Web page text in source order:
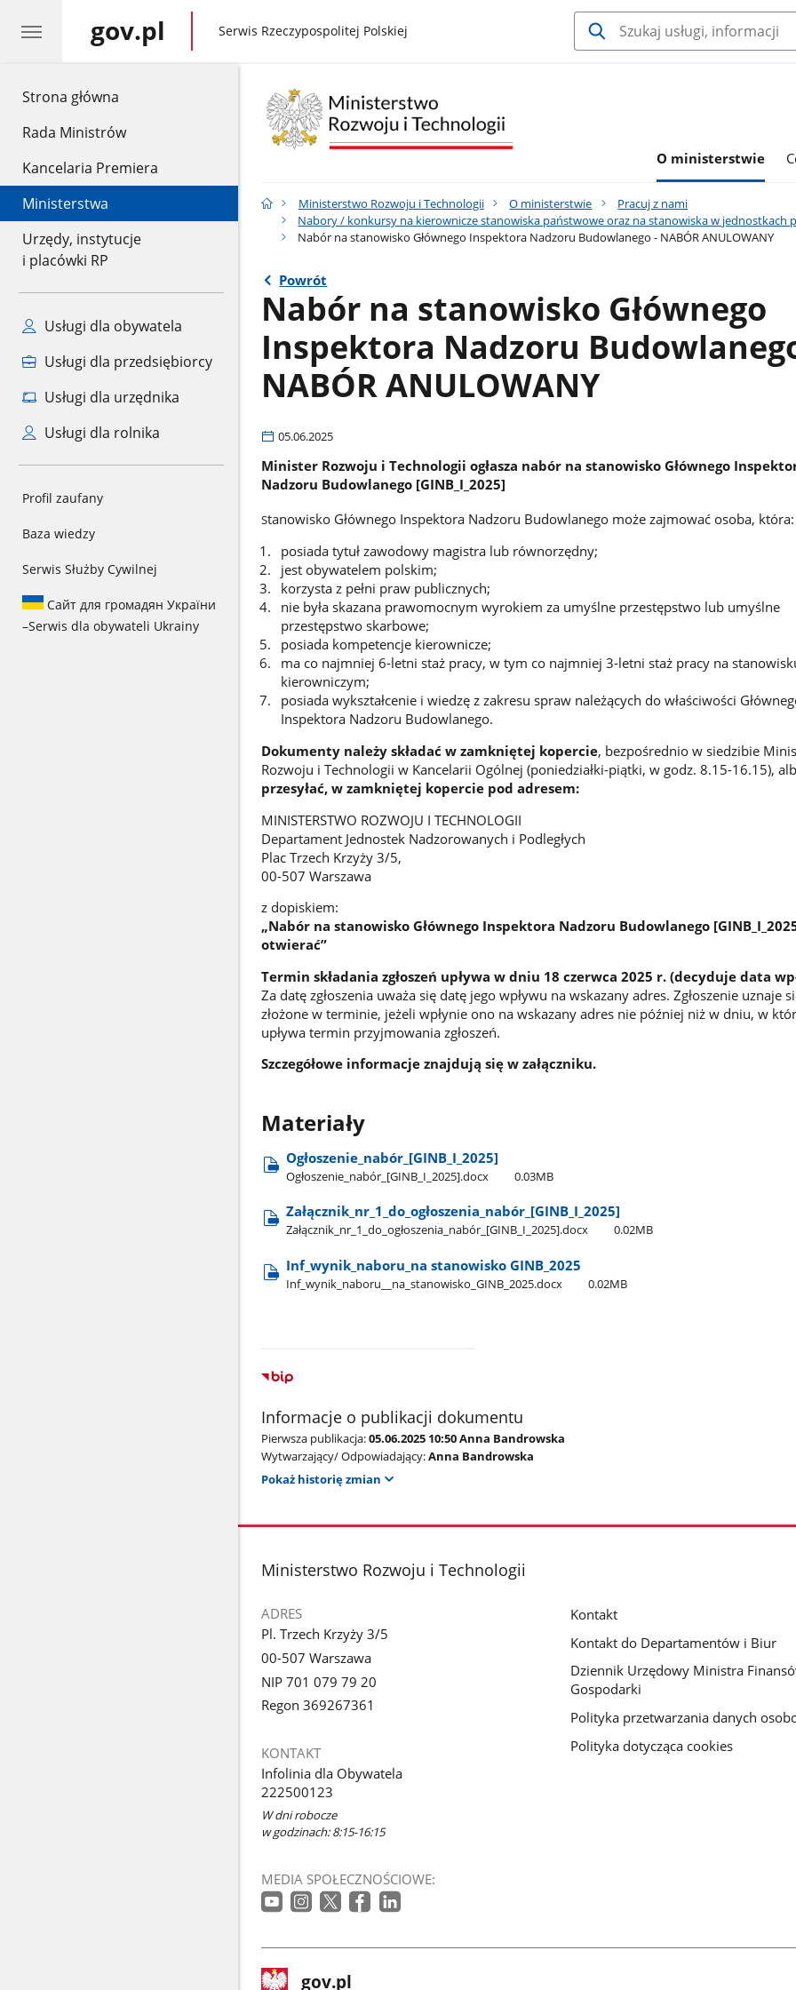
Strona główna
Rada Ministrów
Kancelaria Premiera
Ministerstwa
Urzędy, instytucje
i placówki RP
Usługi dla obywatela
Usługi dla przedsiębiorcy
Usługi dla urzędnika
Usługi dla rolnika
Profil zaufany
Baza wiedzy
Serwis Służby Cywilnej
Сайт для громадян України
–Serwis dla obywateli Ukrainy
gov.pl gov.pl
Serwis Rzeczypospolitej Polskiej
O ministerstwie
Ministerstwo Rozwoju i Technologii O ministerstwie
Pracuj z nami
Nabory / konkursy na kierownicze stanowiska państwowe oraz na stanowiska w jednostkach
Nabór na stanowisko Głównego Inspektora Nadzoru Budowlanego - NABÓR ANULOWANY
Powrót
Nabór na stanowisko Głównego
Inspektora Nadzoru
NABÓR ANULOWANY
05.06.2025
Minister Rozwoju i Technologii ogłasza nabór na stanowisko Głównego
Nadzoru Budowlanego [GINB_I_2025]
Stanowisko Głównego Inspektora Nadzoru Budowlanego może zajmować osoba, która:
posiada tytuł zawodowy magistra lub równorzędny;
jest obywatelem polskim;
korzysta z pełni praw publicznych;
nie była skazana prawomocnym wyrokiem za umyślne przestępstwo lub umyślne
przestępstwo skarbowe;
posiada kompetencje kierownicze;
ma co najmniej 6-letni staż pracy, w tym co najmniej 3-letni staż pracy na
kierowniczym;
posiada wykształcenie i wiedzę z zakresu spraw należących do właściwości
Inspektora Nadzoru Budowlanego.
Dokumenty należy składać w zamkniętej kopercie, bezpośrednio w siedzibie
Rozwoju i Technologii w Kancelarii Ogólnej (poniedziałki-piątki, w godz. 8.15-16.15),
przesyłać, w zamkniętej kopercie pod adresem:
MINISTERSTWO ROZWOJU I TECHNOLOGII
Departament Jednostek Nadzorowanych i Podległych
Plac Trzech Krzyży 3/5,
00-507 Warszawa
z dopiskiem:
„Nabór na stanowisko Głównego Inspektora Nadzoru Budowlanego
otwierać”
Termin składania zgłoszeń upływa w dniu 18 czerwca 2025 r. (decyduje data
Za datę zgłoszenia uważa się datę jego wpływu na wskazany adres. Zgłoszenie uznaje
złożone w terminie, jeżeli wpłynie ono na wskazany adres nie później niż w dniu, w
upływa termin przyjmowania zgłoszeń.
Szczegółowe informacje znajdują się w załączniku.
Materiały
Ogłoszenie​_nabór​_[GINB​_I​_2025]
Ogłoszenie​_nabór​_[GINB​_I​_2025].docx 0.03MB
Załącznik​_nr​_1​_do​_ogłoszenia​_nabór​_[GINB​_I​_2025]
Załącznik​_nr​_1​_do​_ogłoszenia​_nabór​_[GINB​_I​_2025].docx 0.02MB
Inf​_wynik​_naboru​_na stanowisko GINB​_2025
Inf​_wynik​_naboru​_​_na​_stanowisko​_GINB​_2025.docx 0.02MB
Informacje o publikacji dokumentu
Pierwsza publikacja:05.06.2025 10:50 Anna Bandrowska
Wytwarzający/ Odpowiadający:Anna Bandrowska
Pokaż historię zmian
stopka
Ministerstwo Rozwoju i Technologii
ADRES
Pl. Trzech Krzyży 3/5
00-507 Warszawa
NIP 701 079 79 20
Regon 369267361
KONTAKT
Infolinia dla Obywatela
222500123
W dni robocze
w godzinach: 8:15-16:15
MEDIA SPOŁECZNOŚCIOWE:
Kontakt
Kontakt do Departamentów i Biur
Dziennik Urzędowy Ministra
Gospodarki
Polityka przetwarzania danych
Polityka dotycząca cookies
stopkaStrona
gov.pl